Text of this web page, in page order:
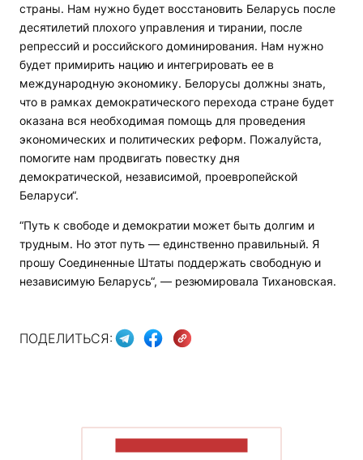
страны. Нам нужно будет восстановить Беларусь после
десятилетий плохого управления и тирании, после
репрессий и российского доминирования. Нам нужно
будет примирить нацию и интегрировать ее в
международную экономику. Белорусы должны знать,
что в рамках демократического перехода стране будет
оказана вся необходимая помощь для проведения
экономических и политических реформ. Пожалуйста,
помогите нам продвигать повестку дня
демократической, независимой, проевропейской
Беларуси“.
“Путь к свободе и демократии может быть долгим и
трудным. Но этот путь — единственно правильный. Я
прошу Соединенные Штаты поддержать свободную и
независимую Беларусь“, — резюмировала Тихановская.
ПОДЕЛИТЬСЯ: